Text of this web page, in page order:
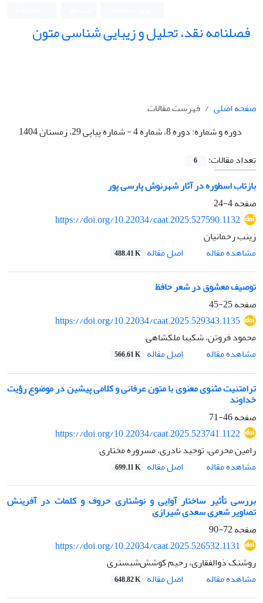
فصلنامه نقد، تحلیل و زیبایی شناسی متون
صفحه اصلی
فهرست مقالات
دوره و شماره:دوره 8، شماره 4 - شماره پیاپی 29، زمستان 1404
تعداد مقالات:
6
بازتاب اسطوره در آثار شهرنوش پارسی پور
صفحه4-24
https://doi.org/10.22034/caat.2025.527590.1132
زینب رحمانیان
مشاهده مقاله
اصل مقاله 488.41 K
توصیف معشوق در شعر حافظ
صفحه25-45
https://doi.org/10.22034/caat.2025.529343.1135
محمود فروتن، شکیبا ملکشاهی
مشاهده مقاله
اصل مقاله 566.61 K
ترامتنیت مثنوی معنوی با متون عرفانی و کلامی پیشین در موضوع رؤیت
خداوند
صفحه46-71
https://doi.org/10.22034/caat.2025.523741.1122
رامین محرمی، توحید نادری، مسروره مختاری
مشاهده مقاله
اصل مقاله 699.11 K
بررسی تأثیر ساختار آوایی و نوشتاری حروف و کلمات در آفرینش
تصاویر شعری سعدی شیرازی
صفحه72-90
https://doi.org/10.22034/caat.2025.526532.1131
روشنک ذوالفقاری، رحیم کوشش‌شبستری
مشاهده مقاله
اصل مقاله 648.82 K